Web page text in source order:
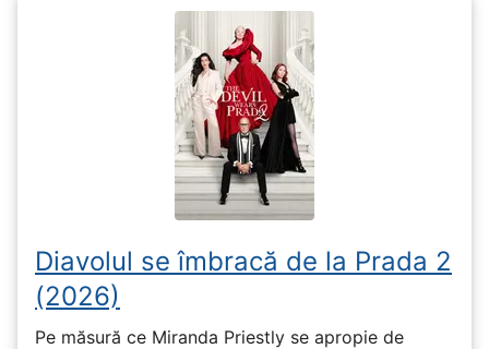
Diavolul se îmbracă de la Prada 2
(2026)
Pe măsură ce Miranda Priestly se apropie de